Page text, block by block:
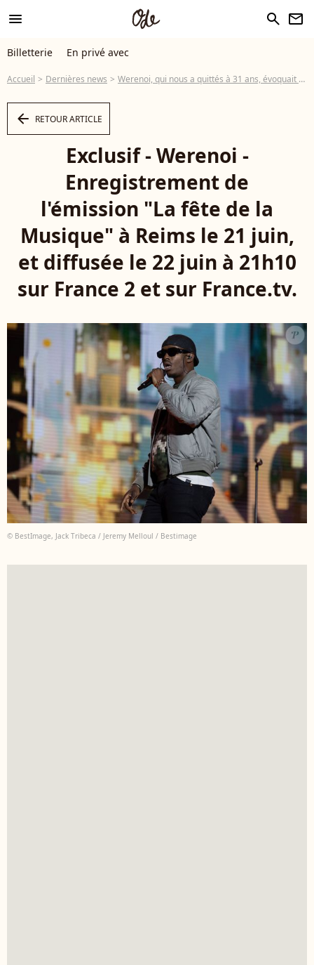
menu search newsletter
Billetterie En privé avec
Accueil Dernières news Werenoi, qui nous a quittés à 31 ans, évoquait un problème de santé lors d'une récente apparition publique
arrow_left RETOUR ARTICLE
Exclusif - Werenoi -
Enregistrement de
l'émission "La fête de la
Musique" à Reims le 21 juin,
et diffusée le 22 juin à 21h10
sur France 2 et sur France.tv.
© BestImage, Jack Tribeca / Jeremy Melloul / Bestimage